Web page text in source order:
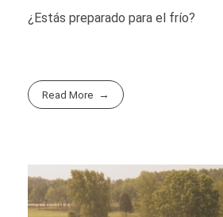
¿Estás preparado para el frío?
Read More